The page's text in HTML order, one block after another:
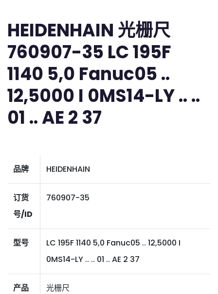
HEIDENHAIN 光栅尺
760907-35 LC 195F
1140 5,0 Fanuc05 ..
12,5000 I 0MS14-LY .. ..
01 .. AE 2 37
品牌 HEIDENHAIN
订货
号/ID
760907-35
型号
LC 195F 1140 5,0 Fanuc05 .. 12,5000 I
0MS14-LY .. .. 01 .. AE 2 37
产品
光栅尺